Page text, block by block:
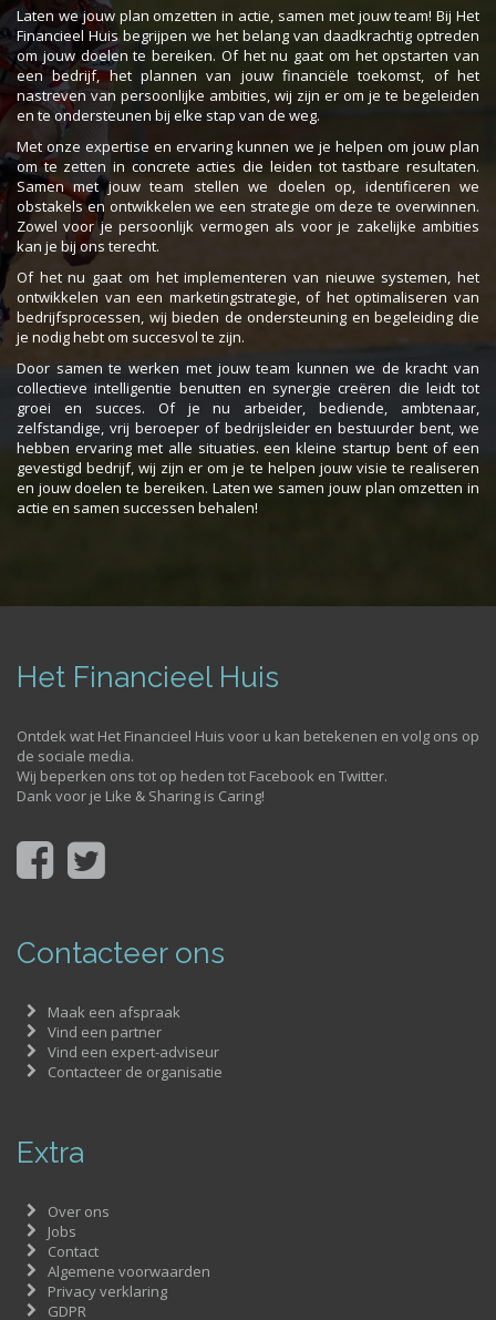
Laten we jouw plan omzetten in actie, samen met jouw team! Bij Het
Financieel Huis begrijpen we het belang van daadkrachtig optreden
om jouw doelen te bereiken. Of het nu gaat om het opstarten van
een bedrijf, het plannen van jouw financiële toekomst, of het
nastreven van persoonlijke ambities, wij zijn er om je te begeleiden
en te ondersteunen bij elke stap van de weg.
Met onze expertise en ervaring kunnen we je helpen om jouw plan
om te zetten in concrete acties die leiden tot tastbare resultaten.
Samen met jouw team stellen we doelen op, identificeren we
obstakels en ontwikkelen we een strategie om deze te overwinnen.
Zowel voor je persoonlijk vermogen als voor je zakelijke ambities
kan je bij ons terecht.
Of het nu gaat om het implementeren van nieuwe systemen, het
ontwikkelen van een marketingstrategie, of het optimaliseren van
bedrijfsprocessen, wij bieden de ondersteuning en begeleiding die
je nodig hebt om succesvol te zijn.
Door samen te werken met jouw team kunnen we de kracht van
collectieve intelligentie benutten en synergie creëren die leidt tot
groei en succes. Of je nu arbeider, bediende, ambtenaar,
zelfstandige, vrij beroeper of bedrijsleider en bestuurder bent, we
hebben ervaring met alle situaties. een kleine startup bent of een
gevestigd bedrijf, wij zijn er om je te helpen jouw visie te realiseren
en jouw doelen te bereiken. Laten we samen jouw plan omzetten in
actie en samen successen behalen!
Het Financieel Huis
Ontdek wat Het Financieel Huis voor u kan betekenen en volg ons op
de sociale media.
Wij beperken ons tot op heden tot Facebook en Twitter.
Dank voor je Like & Sharing is Caring!
Contacteer ons
Maak een afspraak
Vind een partner
Vind een expert-adviseur
Contacteer de organisatie
Extra
Over ons
Jobs
Contact
Algemene voorwaarden
Privacy verklaring
GDPR